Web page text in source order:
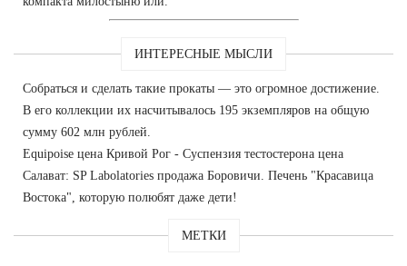
ИНТЕРЕСНЫЕ МЫСЛИ
Собраться и сделать такие прокаты — это огромное достижение.
В его коллекции их насчитывалось 195 экземпляров на общую
сумму 602 млн рублей.
Equipoise цена Кривой Рог - Суспензия тестостерона цена
Салават: SP Labolatories продажа Боровичи. Печень "Красавица
Востока", которую полюбят даже дети!
МЕТКИ